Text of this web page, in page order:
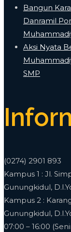
Bangun
Danramil
​Aksi Nyata
SMP
(0274) 2901 893
Kampus 1 : Jl.
Gunungkidul,
Kampus 2 :
Gunungkidul,
07:00 – 16:00